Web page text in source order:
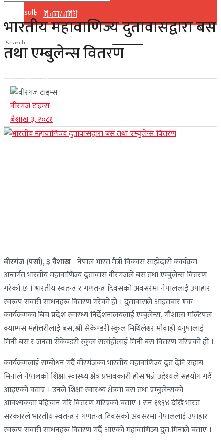
विज्ञान/प्राविधि
No Result
View All Result
No Result
View All Result
भारतीय महावाणिज्य दुतावासद्वारा बस
तथा एम्बुलेन्स वितरण
वीरगंज टाइम्स
बैशाख ३, २०८१
वीरगंज (पर्सा), ३ वैशाख । नेपाल भारत मैत्री विकास साझेदारी कार्यक्रम
अन्तर्गत भारतीय महावाणिज्य दुतावास वीरगंजले बस तथा एम्बुलेन्स वितरण
गरेको छ । भारतीय स्वतन्त्र र गणतन्त्र दिवसको अवसरमा नेपाललाई उपाहार
स्वरूप सवारी साधनहरू वितरण गरेको हो । दुतावासले आइतबार एक
कार्यक्रमका बिच प्रदेश स्वास्थ्य निर्देशनालयलाई एम्बुलेन्स, गौशाला मल्टिपल
क्याम्पस महोत्तरीलाई बस, श्री सेकेण्डरी स्कुल मिथिलेश्वर मौवाही धनुषालाई
मिनी बस र जनता सेकेण्डरी स्कुल सर्लाहीलाई मिनी बस वितरण गरिएको हो ।
कार्यक्रमलाई सम्बोधन गर्दै वीरगंजका भारतीय महावाणिज्य दुत देवि सहाय
मिनाले नेपालको शिक्षा स्वास्थ्य क्षेत्र प्रभावकारी होस भन्ने उद्देश्यले सहयोग गर्दै
आइएको वताए । उनले शिक्षा स्वास्थ्य क्षेत्रमा बस तथा एम्बुलेन्सको
आवश्यकता पहिचान गरि वितरण गरिएको बताए । सन १९९४ देखि भारत
सरकारले भारतीय स्वतन्त्र र गणतन्त्र दिवसको अवसरमा नेपाललाई उपाहार
स्वरूप सवारी साधनहरू वितरण गर्दै आएको महावाणिज्य दुत मिनाले बताए ।